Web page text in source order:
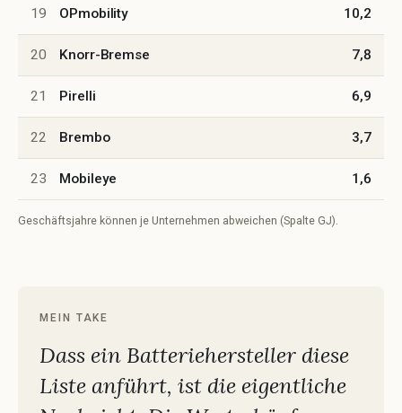
19 OPmobility 10,2
20 Knorr-Bremse 7,8
21 Pirelli 6,9
22 Brembo 3,7
23 Mobileye 1,6
Geschäftsjahre können je Unternehmen abweichen (Spalte GJ).
MEIN TAKE
Dass ein Batteriehersteller diese
Liste anführt, ist die eigentliche